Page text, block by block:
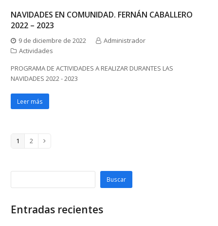
NAVIDADES EN COMUNIDAD. FERNÁN CABALLERO
2022 – 2023
9 de diciembre de 2022
Administrador
Actividades
PROGRAMA DE ACTIVIDADES A REALIZAR DURANTES LAS
NAVIDADES 2022 - 2023
Leer más
Page
1 Page
2 Siguiente
Buscar
Entradas recientes